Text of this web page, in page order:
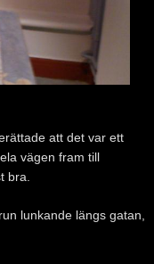
att det var ett
vägen fram till
bra.
lunkande längs gatan,